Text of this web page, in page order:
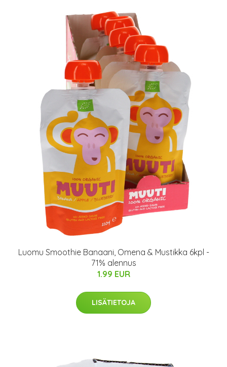
Luomu Smoothie Banaani, Omena & Mustikka 6kpl -
71% alennus
1.99 EUR
LISÄTIETOJA